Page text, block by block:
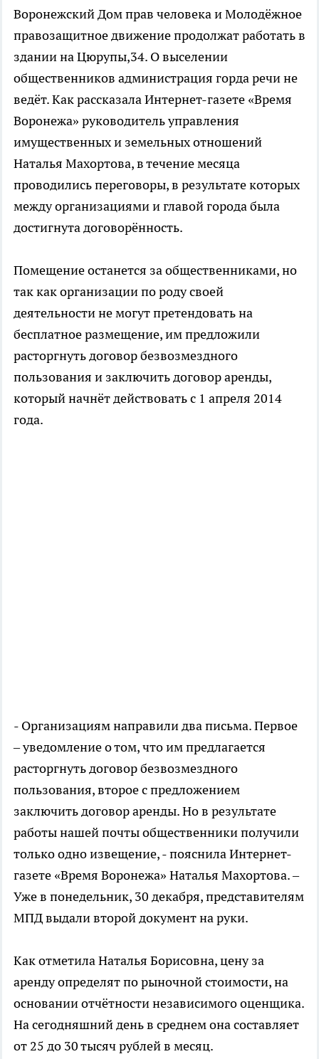
Воронежский Дом прав человека и Молодёжное
правозащитное движение продолжат работать в
здании на Цюрупы,34. О выселении
общественников администрация горда речи не
ведёт. Как рассказала Интернет-газете «Время
Воронежа» руководитель управления
имущественных и земельных отношений
Наталья Махортова, в течение месяца
проводились переговоры, в результате которых
между организациями и главой города была
достигнута договорённость.
Помещение останется за общественниками, но
так как организации по роду своей
деятельности не могут претендовать на
бесплатное размещение, им предложили
расторгнуть договор безвозмездного
пользования и заключить договор аренды,
который начнёт действовать с 1 апреля 2014
года.
- Организациям направили два письма. Первое
– уведомление о том, что им предлагается
расторгнуть договор безвозмездного
пользования, второе с предложением
заключить договор аренды. Но в результате
работы нашей почты общественники получили
только одно извещение, - пояснила Интернет-
газете «Время Воронежа» Наталья Махортова. –
Уже в понедельник, 30 декабря, представителям
МПД выдали второй документ на руки.
Как отметила Наталья Борисовна, цену за
аренду определят по рыночной стоимости, на
основании отчётности независимого оценщика.
На сегодняшний день в среднем она составляет
от 25 до 30 тысяч рублей в месяц.